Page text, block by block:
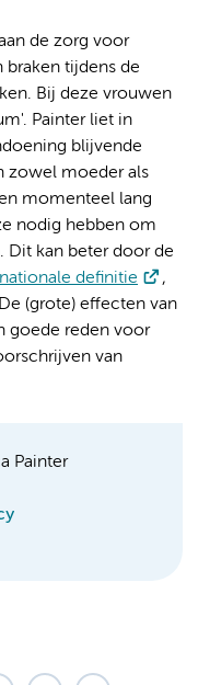
de zorg voor
braken tijdens de
Bij deze vrouwen
Painter liet in
blijvende
zowel moeder als
momenteel lang
nodig hebben om
Dit kan beter door de
definitie
,
(grote) effecten van
goede reden voor
van
Painter